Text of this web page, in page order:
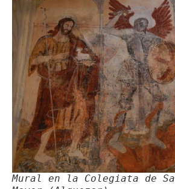
Mural en la Colegiata de